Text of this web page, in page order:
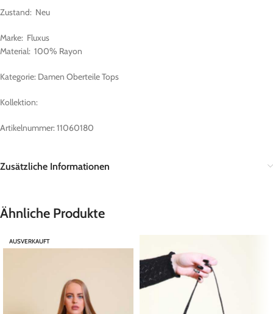
Zustand: Neu
Marke: Fluxus
Material: 100% Rayon
Kategorie: Damen Oberteile Tops
Kollektion:
Artikelnummer: 11060180
Zusätzliche Informationen
Ähnliche Produkte
AUSVERKAUFT